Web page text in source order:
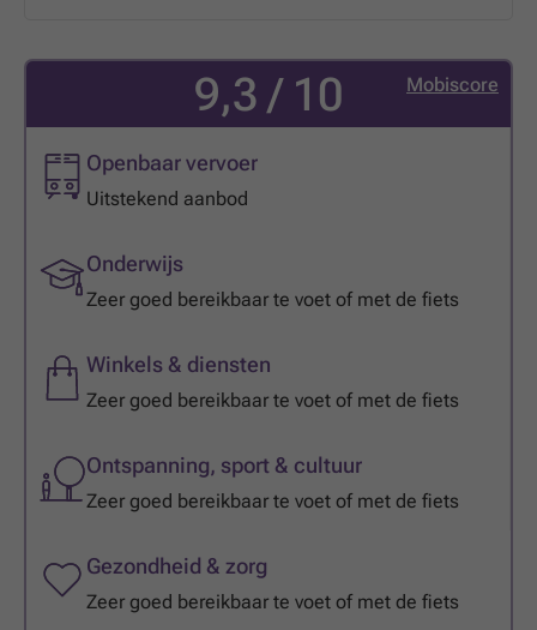
Mobiscore
9,3 / 10
Openbaar vervoer
Uitstekend aanbod
Onderwijs
Zeer goed bereikbaar te voet of met de fiets
Winkels & diensten
Zeer goed bereikbaar te voet of met de fiets
Ontspanning, sport & cultuur
Zeer goed bereikbaar te voet of met de fiets
Gezondheid & zorg
Zeer goed bereikbaar te voet of met de fiets